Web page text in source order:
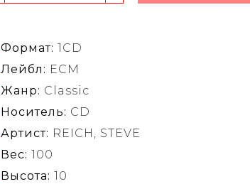
Формат: 1CD
Лейбл: ECM
Жанр: Classic
Носитель: CD
Артист: REICH, STEVE
Вес: 100
Высота: 10